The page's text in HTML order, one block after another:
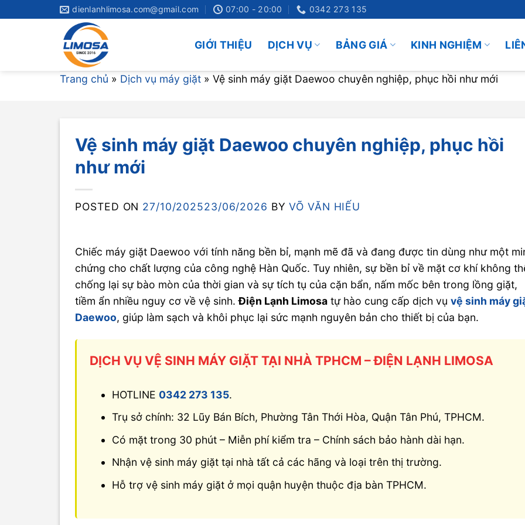
dienlanhlimosa.com@gmail.com 07:00 - 20:00 0342 273 135
GIỚI THIỆU DỊCH VỤ BẢNG GIÁ KINH NGHIỆM
Trang chủ » Dịch vụ máy giặt » Vệ sinh máy giặt Daewoo chuyên nghiệp, phục hồi như mới
Vệ sinh máy giặt Daewoo chuyên nghiệp, phục hồi
như mới
POSTED ON 27/10/202523/06/2026 BYVÕ VĂN HIẾU
Chiếc máy giặt Daewoo với tính năng bền bỉ, mạnh mẽ đã và đang được tin dùng như một
chứng cho chất lượng của công nghệ Hàn Quốc. Tuy nhiên, sự bền bỉ về mặt cơ khí không
chống lại sự bào mòn của thời gian và sự tích tụ của cặn bẩn, nấm mốc bên trong lồng giặt,
tiềm ẩn nhiều nguy cơ về vệ sinh.Điện Lạnh Limosa tự hào cung cấp dịch vụvệ sinh máy
Daewoo, giúp làm sạch và khôi phục lại sức mạnh nguyên bản cho thiết bị của bạn.
DỊCH VỤ VỆ SINH MÁY GIẶT TẠI NHÀ TPHCM – ĐIỆN LẠNH LIMOSA
HOTLINE 0342 273 135.
Trụ sở chính: 32 Lũy Bán Bích, Phường Tân Thới Hòa, Quận Tân Phú, TPHCM.
Có mặt trong 30 phút – Miễn phí kiểm tra – Chính sách bảo hành dài hạn.
Nhận vệ sinh máy giặt tại nhà tất cả các hãng và loại trên thị trường.
Hỗ trợ vệ sinh máy giặt ở mọi quận huyện thuộc địa bàn TPHCM.